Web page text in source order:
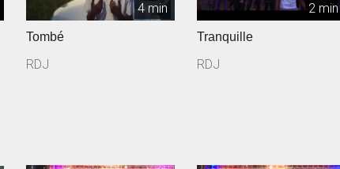
4 min
Tombé
RDJ
2 min
Tranquille
RDJ